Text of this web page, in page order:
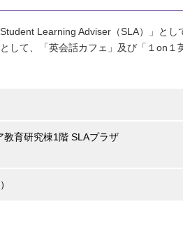
Learning Adviser（SLA）」とし
して、「英会話カフェ」及び「１on１
教育研究棟1階 SLAプラザ